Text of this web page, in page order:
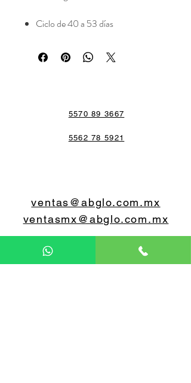
Ciclo de 40 a 53 días
5570 89 3667
5562 78 5921
ventas@abglo.com.mx
ventasmx@abglo.com.mx